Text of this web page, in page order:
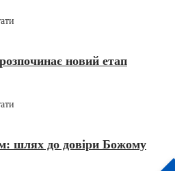
новий етап
шлях до довіри Божому